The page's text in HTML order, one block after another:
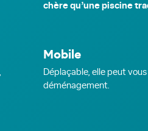
chère qu’une piscine
Mobile
Déplaçable, elle peut vous
déménagement.